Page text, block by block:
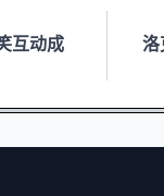
互动成
洛